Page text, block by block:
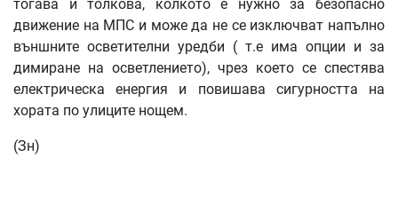
тогава и толкова, колкото е нужно за безопасно
движение на МПС и може да не се изключват напълно
външните осветителни уредби ( т.е има опции и за
димиране на осветлението), чрез което се спестява
електрическа енергия и повишава сигурността на
хората по улиците нощем.
(Зн)